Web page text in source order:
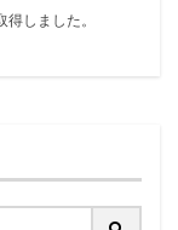
しました。